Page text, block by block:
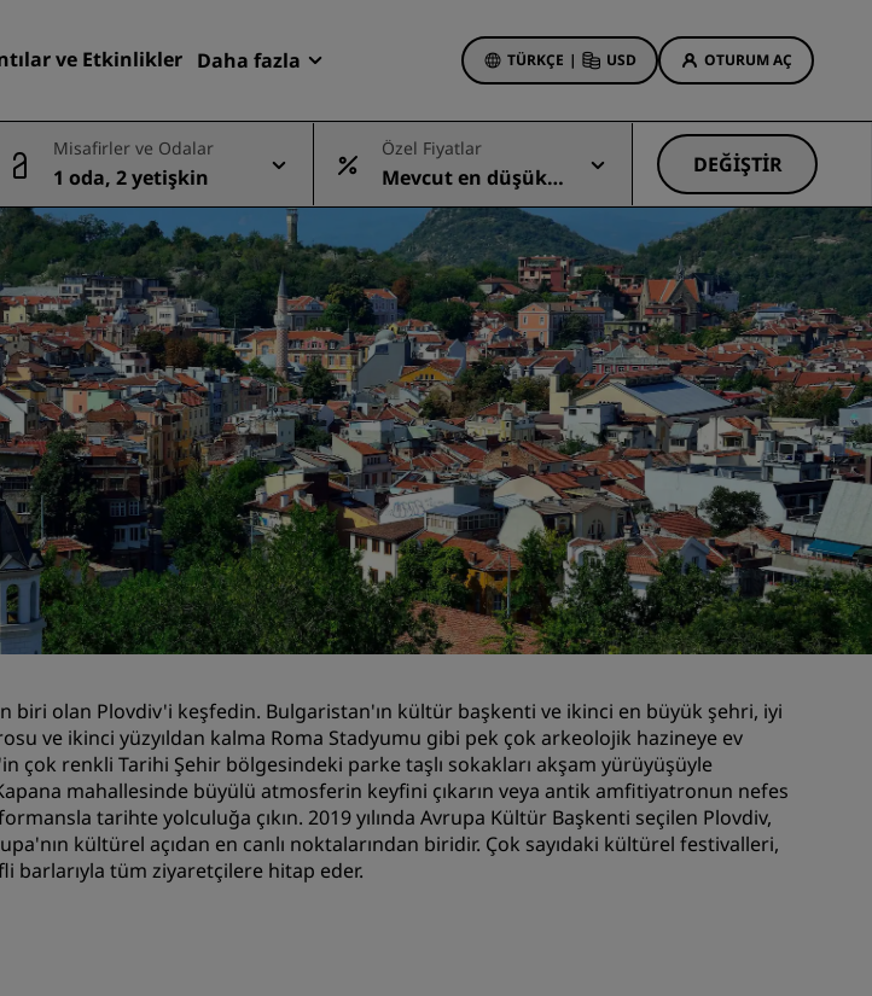
ve Etkinlikler Daha fazla
Fırsatlar
Radisson Rewards
Rezervasyonlarım
TÜRKÇE | USD OTURUM AÇ
Otelinizi bulun
Destinasyonlar
Resortlar
Hizmet verilen daireler
Havaalanı otelleri
Yeni & yakında kullanıma
sunulacak oteller
Toplantılar ve Etkinlikler
Radisson Meetings'i Keşfedin
Toplantı odası rezerve edin
Fiyat Teklifi İsteyin
Etkinlik Destinasyonları
Uçuş ara
Uçuş ara
Yemek
Otel Fırsatları
Tekliflerimizi keşfedin
İlk seferin büyüsü
Deals of the Day
Erken rezervasyon
Paketlerimize göz atın
Seyahat fikirleri
Aile dostu oteller
Rad Pets
Düğün mekanları
Sürdürülebilir konaklamalar
Spor takımı konaklamaları
Şehir merkezi otelleri
Blogumuzu ziyaret edin
Radisson Rewards
Misafirler ve Odalar
1 oda, 2 yetişkin
Özel Fiyatlar
Mevcut en düşük
fiyat
DEĞIŞTIR
biri olan Plovdiv'i keşfedin. Bulgaristan'ın kültür başkenti ve ikinci en büyük şehri, iyi
ve ikinci yüzyıldan kalma Roma Stadyumu gibi pek çok arkeolojik hazineye ev
çok renkli Tarihi Şehir bölgesindeki parke taşlı sokakları akşam yürüyüşüyle
mahallesinde büyülü atmosferin keyfini çıkarın veya antik amfitiyatronun nefes
tarihte yolculuğa çıkın. 2019 yılında Avrupa Kültür Başkenti seçilen Plovdiv,
kültürel açıdan en canlı noktalarından biridir. Çok sayıdaki kültürel festivalleri,
barlarıyla tüm ziyaretçilere hitap eder.